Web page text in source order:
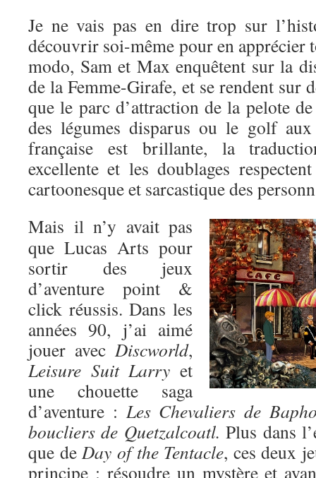
Je ne vais pas en dire trop sur
découvrir soi-même pour en apprécier
modo, Sam et Max enquêtent sur la
de la Femme-Girafe, et se rendent sur
que le parc d’attraction de la pelote
des légumes disparus ou le golf
française est brillante, la
excellente et les doublages
cartoonesque et sarcastique des
Mais il n’y avait pas
que Lucas Arts pour
sortir des jeux
d’aventure point &
click réussis. Dans les
années 90, j’ai aimé
jouer avec Discworld,
Leisure Suit Larry et
une chouette saga
d’aventure : Les Chevaliers de
boucliers de Quetzalcoatl. Plus dans
que deDay of the Tentacle, ces deux
principe : résoudre un mystère et